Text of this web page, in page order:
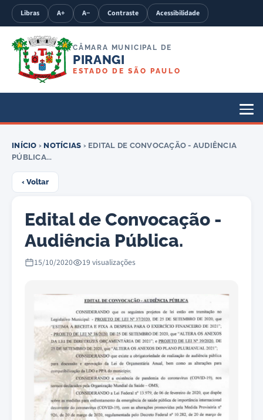
Libras A+ A− Contraste Acessibilidade
CÂMARA MUNICIPAL DE
PIRANGI
ESTADO DE SÃO PAULO
INÍCIO ›NOTÍCIAS › EDITAL DE CONVOCAÇÃO - AUDIÊNCIA
PÚBLICA...
‹ Voltar
Edital de Convocação -
Audiência Pública.
15/10/2020 19 visualizações